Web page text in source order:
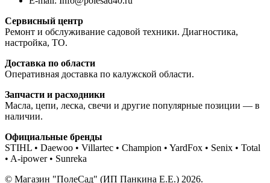
Сервисный центр
Ремонт и обслуживание садовой техники. Диагностика,
настройка, ТО.
Доставка по области
Оперативная доставка по калужской области.
Запчасти и расходники
Масла, цепи, леска, свечи и другие популярные позиции — в
наличии.
Официальные бренды
STIHL • Daewoo • Villartec • Champion • YardFox • Senix • Total
• A-ipower • Sunreka
© Магазин "ПолеСад" (ИП Панкина Е.Е.) 2026.